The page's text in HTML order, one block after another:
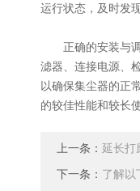
运行状态，及时发
正确的安装与调
滤器、连接电源、
以确保集尘器的正
的较佳性能和较长
上一条： 延长打
下一条： 了解以